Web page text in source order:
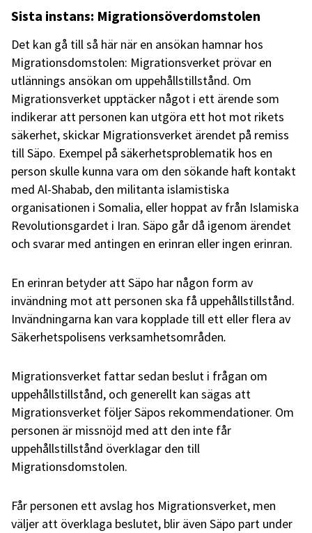
Sista instans: Migrationsöverdomstolen
Det kan gå till så här när en ansökan hamnar hos
Migrationsdomstolen: Migrationsverket prövar en
utlännings ansökan om uppehållstillstånd. Om
Migrationsverket upptäcker något i ett ärende som
indikerar att personen kan utgöra ett hot mot rikets
säkerhet, skickar Migrationsverket ärendet på remiss
till Säpo. Exempel på säkerhetsproblematik hos en
person skulle kunna vara om den sökande haft kontakt
med Al-Shabab, den militanta islamistiska
organisationen i Somalia, eller hoppat av från Islamiska
Revolutionsgardet i Iran. Säpo går då igenom ärendet
och svarar med antingen en erinran eller ingen erinran.
En erinran betyder att Säpo har någon form av
invändning mot att personen ska få uppehållstillstånd.
Invändningarna kan vara kopplade till ett eller flera av
Säkerhetspolisens verksamhetsområden.
Migrationsverket fattar sedan beslut i frågan om
uppehållstillstånd, och generellt kan sägas att
Migrationsverket följer Säpos rekommendationer. Om
personen är missnöjd med att den inte får
uppehållstillstånd överklagar den till
Migrationsdomstolen.
Får personen ett avslag hos Migrationsverket, men
väljer att överklaga beslutet, blir även Säpo part under